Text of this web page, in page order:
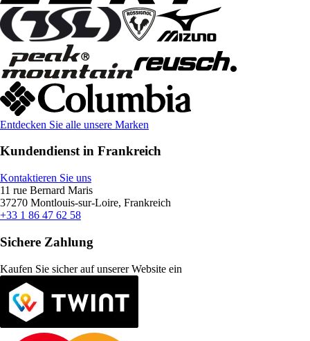
Entdecken Sie alle unsere Marken
Kundendienst in Frankreich
Kontaktieren Sie uns
11 rue Bernard Maris
37270 Montlouis-sur-Loire, Frankreich
+33 1 86 47 62 58
Sichere Zahlung
Kaufen Sie sicher auf unserer Website ein